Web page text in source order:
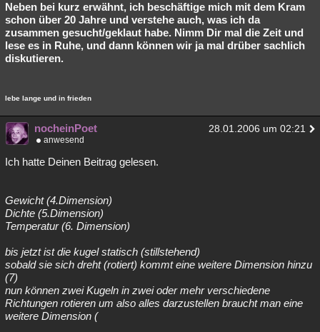
Neben bei kurz erwähnt, ich beschäftige mich mit dem Kram
schon über 20 Jahre und verstehe auch, was ich da
zusammen gesucht/geklaut habe. Nimm Dir mal die Zeit und
lese es in Ruhe, und dann können wir ja mal drüber sachlich
diskutieren.
lebe lange und in frieden
nocheinPoet 28.01.2006 um 02:21
anwesend
Ich hatte Deinen Beitrag gelesen.
Gewicht (4.Dimension)
Dichte (5.Dimension)
Temperatur (6. Dimension)
bis jetzt ist die kugel statisch (stillstehend)
sobald sie sich dreht (rotiert) kommt eine weitere Dimension hinzu
(7)
nun können zwei Kugeln in zwei oder mehr verschiedene
Richtungen rotieren um also alles darzustellen braucht man eine
weitere Dimension (